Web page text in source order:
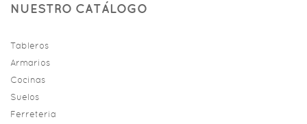
NUESTRO CATÁLOGO
Tableros
Armarios
Cocinas
Suelos
Ferreteria